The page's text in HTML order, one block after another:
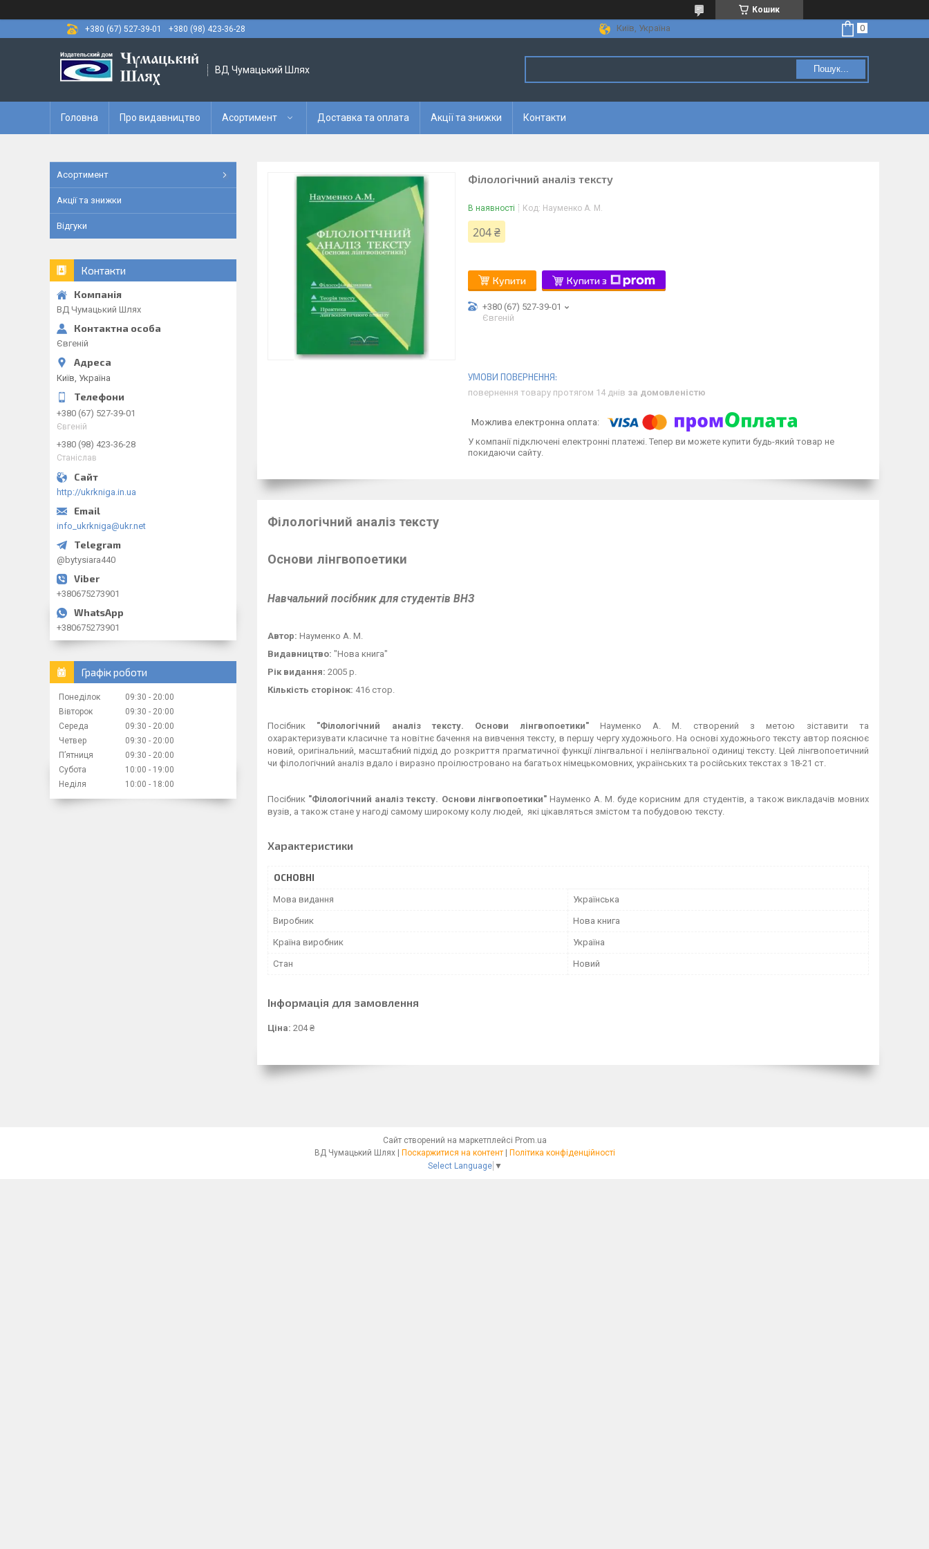
Кошик
+380 (67) 527-39-01
+380 (98) 423-36-28 Київ, Україна
ВД Чумацький Шлях Пошук...
Головна Про видавництво Асортимент Доставка та оплата Акції та знижки Контакти
Філологічний аналіз тексту
В наявності Код: Науменко А. М.
204 ₴
Купити Купити з
+380 (67) 527-39-01
Євгеній
повернення товару протягом 14 днів за домовленістю
У компанії підключені електронні платежі. Тепер ви можете купити будь-який товар не
покидаючи сайту.
Філологічний аналіз тексту
Основи лінгвопоетики
Навчальний посібник для студентів ВНЗ
Автор: Науменко А. М.
Видавництво: "Нова книга"
Рік видання: 2005 р.
Кількість сторінок: 416 стор.
Посібник "Філологічний аналіз тексту. Основи лінгвопоетики"Науменко А. М. створений з метою зіставити та
охарактеризувати класичне та новітнє бачення на вивчення тексту, в першу чергу художнього. На основі художнього тексту автор пояснює
новий, оригінальний, масштабний підхід до розкриття прагматичної функції лінгвальної і нелінгвальної одиниці тексту. Цей лінгвопоетичний
чи філологічний аналіз вдало і виразно проілюстровано на багатьох німецькомовних, українських та російських текстах з 18-21 ст.
Посібник "Філологічний аналіз тексту. Основи лінгвопоетики"Науменко А. М. буде корисним для студентів, а також викладачів мовних
вузів, а також стане у нагоді самому широкому колу людей, які цікавляться змістом та побудовою тексту.
Характеристики
ОСНОВНІ
Мова видання Українська
Виробник Нова книга
Країна виробник Україна
Стан Новий
Інформація для замовлення
Ціна: 204 ₴
Асортимент
Акції та знижки
Відгуки
Контакти
ВД Чумацький Шлях
Євгеній
Київ, Україна
+380 (67) 527-39-01
Євгеній
+380 (98) 423-36-28
Станіслав
http://ukrkniga.in.ua
info_ukrkniga@ukr.net
@bytysiara440
+380675273901
+380675273901
Графік роботи
Понеділок 09:30
20:00
Вівторок
09:30
20:00
Середа
09:30
20:00
Четвер
09:30
20:00
Пʼятниця
09:30
20:00
Субота
10:00
19:00
Неділя
10:00 18:00
Сайт створений на маркетплейсі Prom.ua
ВД Чумацький Шлях | Поскаржитися на контент | Політика конфіденційності
Select Language ▼